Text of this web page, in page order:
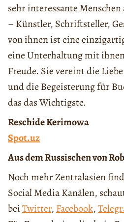
sehr interessante
– Künstler, Schriftsteller,
von ihnen ist eine
eine Unterhaltung mit
Freude. Sie vereint die
und die Begeisterung für
das das Wichtigste.
Reschide Kerimowa
Spot.uz
Aus dem Russischen von
Noch mehr Zentralasien
Social Media Kanälen,
beiTwitter, Facebook,